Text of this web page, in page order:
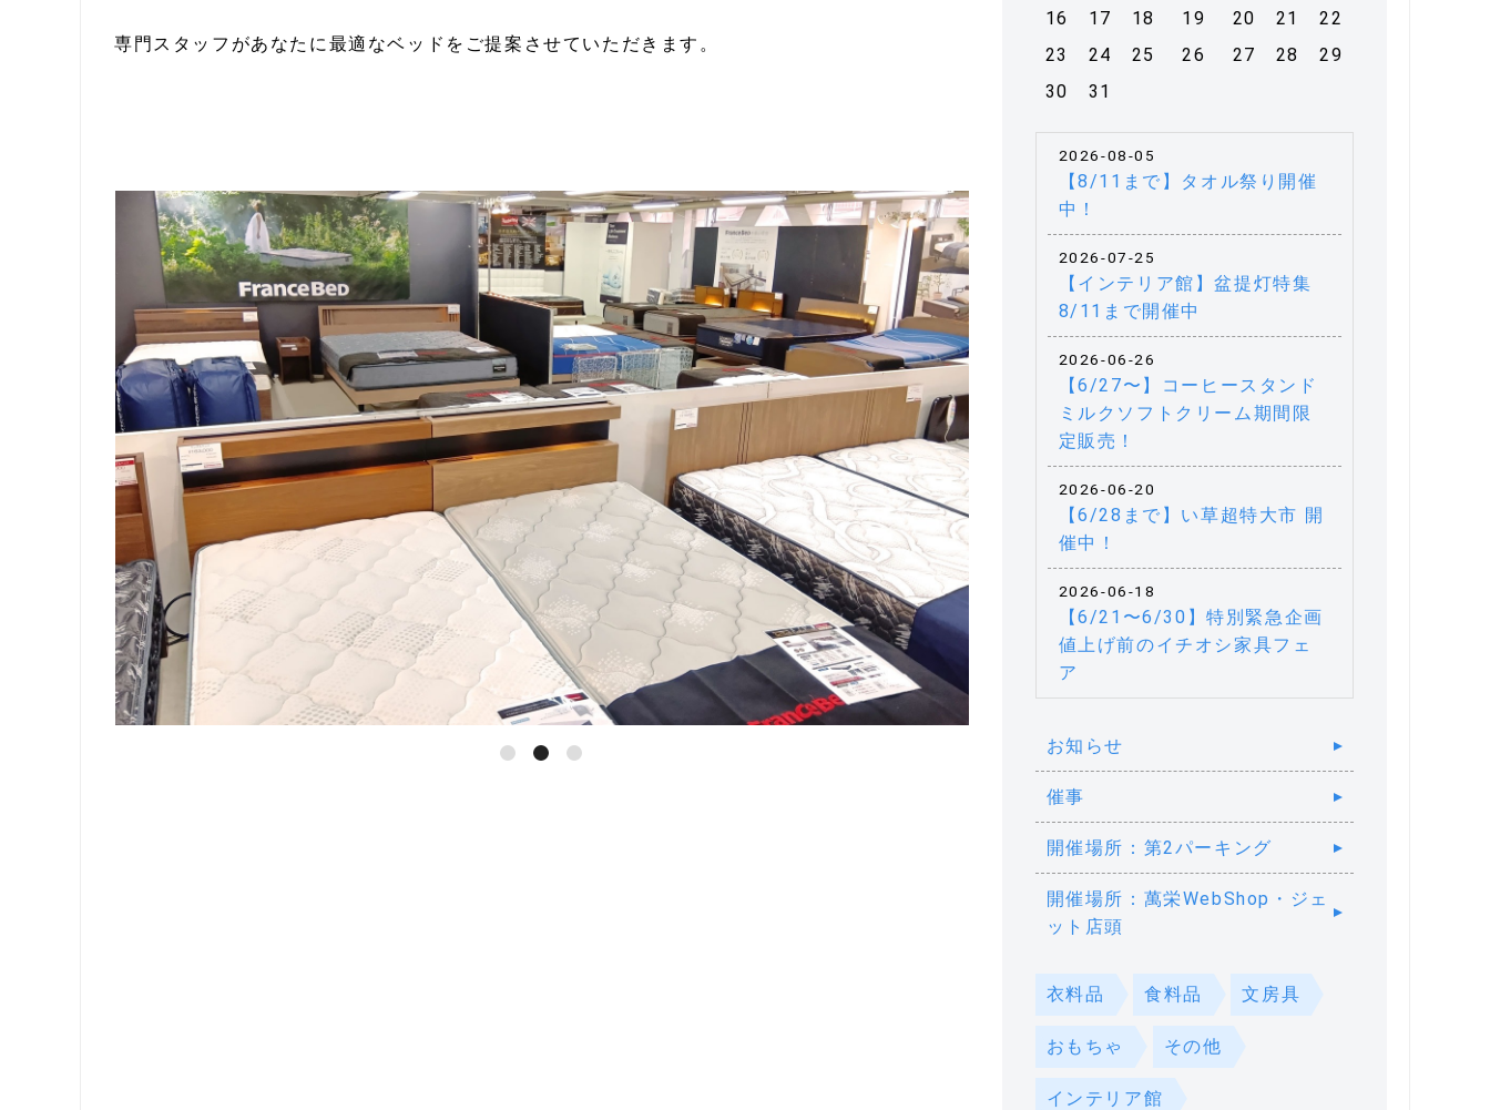
専門スタッフがあなたに最適なベッドをご提案させていただきます。
16
17 18 19 20 21
22
23
24 25 26 27 28
29
30
31
2026-08-05
【8/11まで】タオル祭り開催
中！
2026-07-25
【インテリア館】盆提灯特集
8/11まで開催中
2026-06-26
【6/27〜】コーヒースタンド
ミルクソフトクリーム期間限
定販売！
2026-06-20
【6/28まで】い草超特大市 開
催中！
2026-06-18
【6/21〜6/30】特別緊急企画
値上げ前のイチオシ家具フェ
ア
お知らせ
催事
開催場所：第2パーキング
開催場所：萬栄WebShop・ジェ
ット店頭
衣料品 食料品 文房具
おもちゃ その他
インテリア館